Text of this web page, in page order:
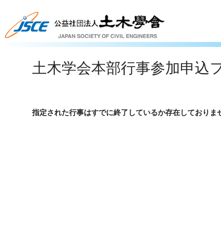
土木学会本部行事参加申込
指定された行事はすでに終了しているか存在しておりま